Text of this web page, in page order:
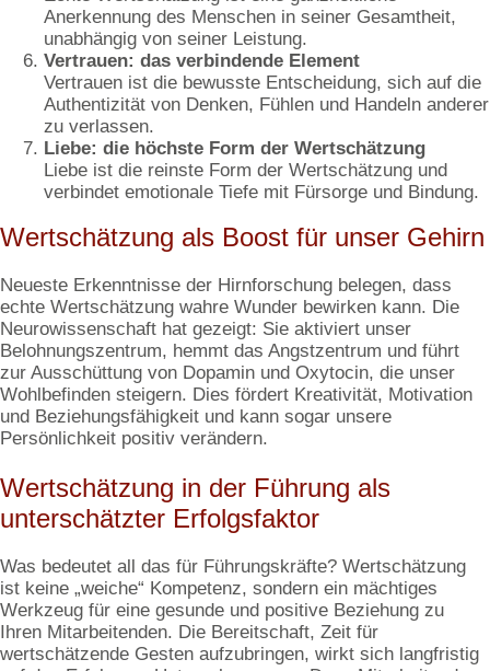
Anerkennung des Menschen in seiner Gesamtheit,
unabhängig von seiner Leistung.
Vertrauen: das verbindende Element
Vertrauen ist die bewusste Entscheidung, sich auf die
Authentizität von Denken, Fühlen und Handeln anderer
zu verlassen.
Liebe: die höchste Form der Wertschätzung
Liebe ist die reinste Form der Wertschätzung und
verbindet emotionale Tiefe mit Fürsorge und Bindung.
Wertschätzung als Boost für unser Gehirn
Neueste Erkenntnisse der Hirnforschung belegen, dass
echte Wertschätzung wahre Wunder bewirken kann. Die
Neurowissenschaft hat gezeigt: Sie aktiviert unser
Belohnungszentrum, hemmt das Angstzentrum und führt
zur Ausschüttung von Dopamin und Oxytocin, die unser
Wohlbefinden steigern. Dies fördert Kreativität, Motivation
und Beziehungsfähigkeit und kann sogar unsere
Persönlichkeit positiv verändern.
Wertschätzung in der Führung als
unterschätzter Erfolgsfaktor
Was bedeutet all das für Führungskräfte? Wertschätzung
ist keine „weiche“ Kompetenz, sondern ein mächtiges
Werkzeug für eine gesunde und positive Beziehung zu
Ihren Mitarbeitenden. Die Bereitschaft, Zeit für
wertschätzende Gesten aufzubringen, wirkt sich langfristig